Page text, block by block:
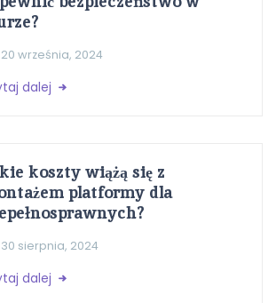
20 września, 2024
dalej
koszty wiążą się z
platformy dla
30 sierpnia, 2024
dalej